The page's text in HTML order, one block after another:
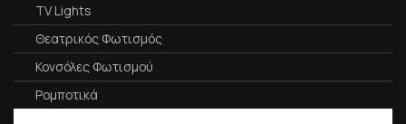
TV Lights
Θεατρικός Φωτισμός
Κονσόλες Φωτισμού
Ρομποτικά